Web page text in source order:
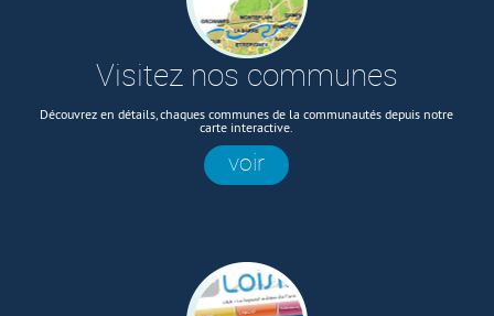
Visitez nos communes
Découvrez en détails, chaques communes de la communautés depuis notre
carte interactive.
voir